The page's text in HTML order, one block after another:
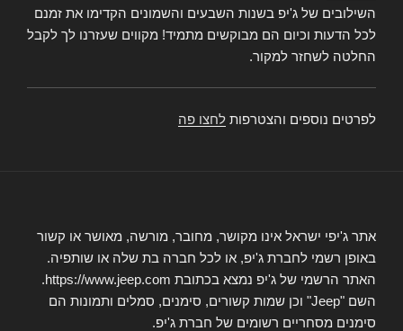
השילובים של ג'יפ בשנות השבעים והשמונים הקדימו את זמנם
לכל הדעות וכיום הם מבוקשים מתמיד! מקווים שעזרנו לך לקבל
החלטה לשחזר למקור.
לפרטים נוספים והצטרפות לחצו פה
אתר ג'יפי ישראל אינו מקושר, מחובר, מורשה, מאושר או קשור
באופן רשמי לחברת ג'יפ, או לכל חברה בת שלה או שותפיה.
האתר הרשמי של ג'יפ נמצא בכתובת https://www.jeep.com.
השם "Jeep" וכן שמות קשורים, סימנים, סמלים ותמונות הם
סימנים מסחריים רשומים של חברת ג'יפ.